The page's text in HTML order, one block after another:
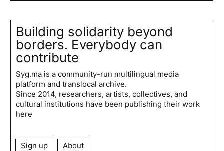
Building solidarity beyond
borders. Everybody can
contribute
Syg.ma is a community-run multilingual media
platform and translocal archive.
Since 2014, researchers, artists, collectives, and
cultural institutions have been publishing their work
here
Sign up About